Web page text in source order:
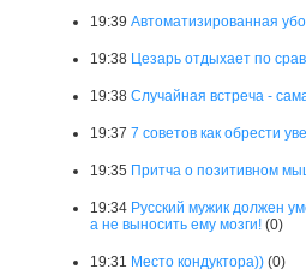
19:39 Автоматизированная
19:38 Цезарь отдыхает по
19:38 Случайная встреча -
19:37 7 советов как обрести
19:35 Притча о позитивном
19:34 Русский мужик должен
а не выносить ему мозги! (0)
19:31 Место кондуктора)) (0)